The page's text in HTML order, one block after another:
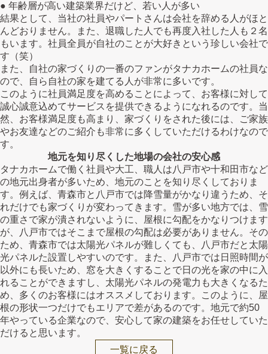
● 年齢層が高い建築業界だけど、若い人が多い
結果として、当社の社員やパートさんは会社を辞める人がほと
んどおりません。また、退職した人でも再度入社した人も２名
もいます。社員全員が自社のことが大好きという珍しい会社で
す（笑）
また、自社の家づくりの一番のファンがタナカホームの社員な
ので、自ら自社の家を建てる人が非常に多いです。
このように社員満足度を高めることによって、お客様に対して
誠心誠意込めてサービスを提供できるようになれるのです。当
然、お客様満足度も高まり、家づくりをされた後には、ご家族
やお友達などのご紹介も非常に多くしていただけるわけなので
す。
地元を知り尽くした地場の会社の安心感
タナカホームで働く社員や大工、職人は八戸市や十和田市など
の地元出身者が多いため、地元のことを知り尽くしておりま
す。例えば、青森市と八戸市では降雪量がかなり違うため、そ
れだけでも家づくりが変わってきます。雪が多い地方では、雪
の重さで家が潰されないように、屋根に勾配をかなりつけます
が、八戸市ではそこまで屋根の勾配は必要がありません。その
ため、青森市では太陽光パネルが難しくても、八戸市だと太陽
光パネルた設置しやすいのです。また、八戸市では日照時間が
以外にも長いため、窓を大きくすることで日の光を家の中に入
れることができますし、太陽光パネルの発電力も大きくなるた
め、多くのお客様にはオススメしております。このように、屋
根の形状一つだけでもエリアで差があるのです。地元で約50
年やっている企業なので、安心して家の建築をお任せしていた
だけると思います。
一覧に戻る